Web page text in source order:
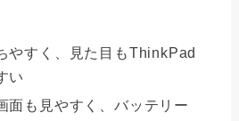
やすく、見た目もThinkPad
い
面も見やすく、バッテリー